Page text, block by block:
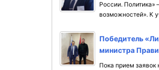
России. Политика»
возможностей». К
Победитель
министра
Пока прием заявок